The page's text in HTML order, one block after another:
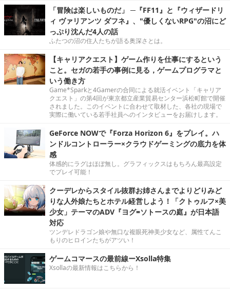
「冒険は楽しいものだ」 ─『FF11』と『ウィザードリ
ィ ヴァリアンツ ダフネ』、"優しくないRPG"の沼にど
っぷり沈んだ4人の話
ふたつの沼の住人たちが語る奥深さとは。
【キャリアクエスト】ゲーム作りを仕事にするという
こと。セガの若手の事例に見る，ゲームプログラマと
いう働き方
Game*Sparkと4Gamerの合同による就活イベント「キャリア
クエスト」の第4回が東京都立産業貿易センター浜松町館で開催
されました。このイベントに合わせて取材した、各社の現場で
実際に働いている若手社員へのインタビューをお届けします。
GeForce NOWで『Forza Horizon 6』をプレイ。ハ
ンドルコントローラー×クラウドゲーミングの底力を体
感
体感的にラグはほぼ無し。グラフィックスはもちろん最高設定
でプレイ可能！
クーデレからスタイル抜群お姉さんまでよりどりみど
りな人外娘たちとホテル経営しよう！「クトゥルフ×美
少女」テーマのADV『ヨグ=ソトースの庭』が日本語
対応
ツンデレドラゴン娘や無口な複眼死神美少女など、属性てんこ
もりのヒロインたちがアツい！
ゲームコマースの最前線ーXsolla特集
Xsollaの最新情報はこちらから！